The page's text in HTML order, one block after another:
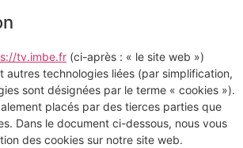
tv.imbe.fr (ci-après : « le site web »)
autres technologies liées (par simplification,
sont désignées par le terme « cookies »).
placés par des tierces parties que
Dans le document ci-dessous, nous vous
des cookies sur notre site web.